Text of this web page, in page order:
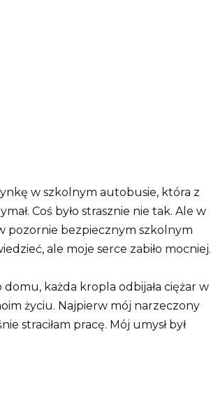
w szkolnym autobusie, która z
Coś było strasznie nie tak. Ale w
pozornie bezpiecznym szkolnym
ale moje serce zabiło mocniej.
każda kropla odbijała ciężar w
życiu. Najpierw mój narzeczony
straciłam pracę. Mój umysł był